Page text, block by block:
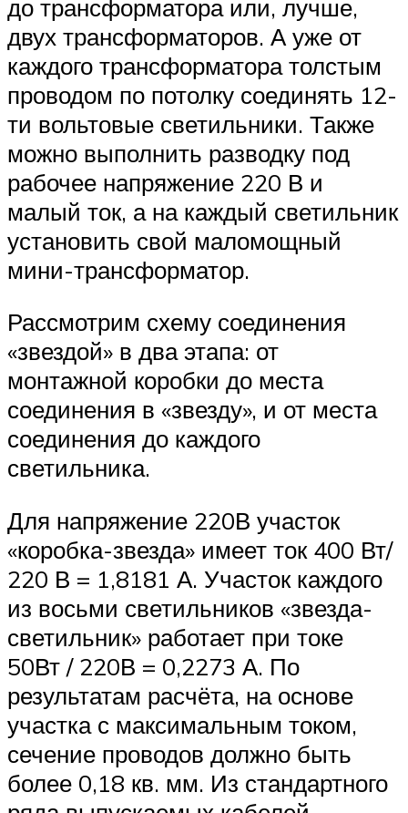
до трансформатора или, лучше,
двух трансформаторов. А уже от
каждого трансформатора толстым
проводом по потолку соединять 12-
ти вольтовые светильники. Также
можно выполнить разводку под
рабочее напряжение 220 В и
малый ток, а на каждый светильник
установить свой маломощный
мини-трансформатор.
Рассмотрим схему соединения
«звездой» в два этапа: от
монтажной коробки до места
соединения в «звезду», и от места
соединения до каждого
светильника.
Для напряжение 220В участок
«коробка-звезда» имеет ток 400 Вт/
220 В = 1,8181 А. Участок каждого
из восьми светильников «звезда-
светильник» работает при токе
50Вт / 220В = 0,2273 А. По
результатам расчёта, на основе
участка с максимальным током,
сечение проводов должно быть
более 0,18 кв. мм. Из стандартного